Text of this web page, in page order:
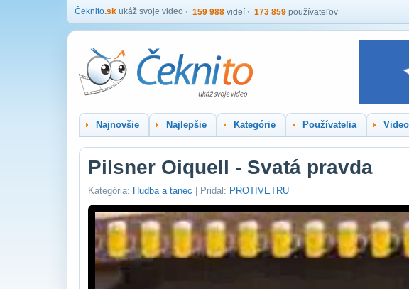
Čeknito.sk ukáž svoje video 159 988 videí 173 859 používateľov
Najnovšie Najlepšie Kategórie Používatelia
Pilsner Oiquell - Svatá pravda
Kategória: Hudba a tanec | Pridal: PROTIVETRU